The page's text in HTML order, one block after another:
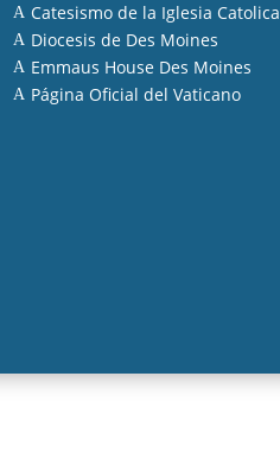
A Catesismo de la Iglesia Catolica
A Diocesis de Des Moines
A Emmaus House Des Moines
A Página Oficial del Vaticano